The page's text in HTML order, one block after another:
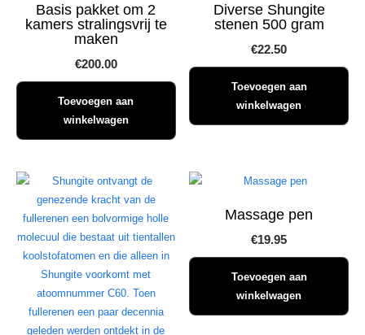
Basis pakket om 2
kamers stralingsvrij te
maken
€200.00
Toevoegen aan
winkelwagen
Diverse Shungite
stenen 500 gram
€22.50
Toevoegen aan
winkelwagen
Massage pen
€19.95
Toevoegen aan
winkelwagen